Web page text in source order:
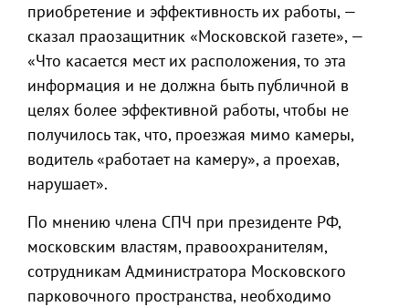
приобретение и эффективность их работы, —
сказал праозащитник «Московской газете», —
«Что касается мест их расположения, то эта
информация и не должна быть публичной в
целях более эффективной работы, чтобы не
получилось так, что, проезжая мимо камеры,
водитель «работает на камеру», а проехав,
нарушает».
По мнению члена СПЧ при президенте РФ,
московским властям, правоохранителям,
сотрудникам Администратора Московского
парковочного пространства, необходимо